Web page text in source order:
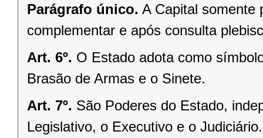
Parágrafo único. A Capital somente
complementar e após consulta
Art. 6º. O Estado adota como
Brasão de Armas e o Sinete.
Art. 7º. São Poderes do Estado,
Legislativo, o Executivo e o Judiciário.